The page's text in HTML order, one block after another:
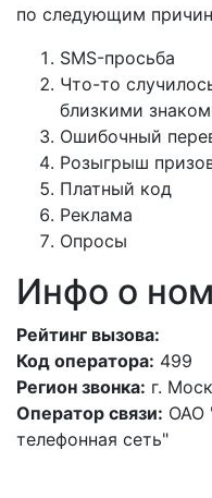
по следующим
SMS-просьба
Что-то
близкими
Ошибочный
Розыгрыш
Платный код
Реклама
Опросы
Инфо о
Рейтинг вызова:
Код оператора: 499
Регион звонка: г.
Оператор связи: ОАО
телефонная сеть"